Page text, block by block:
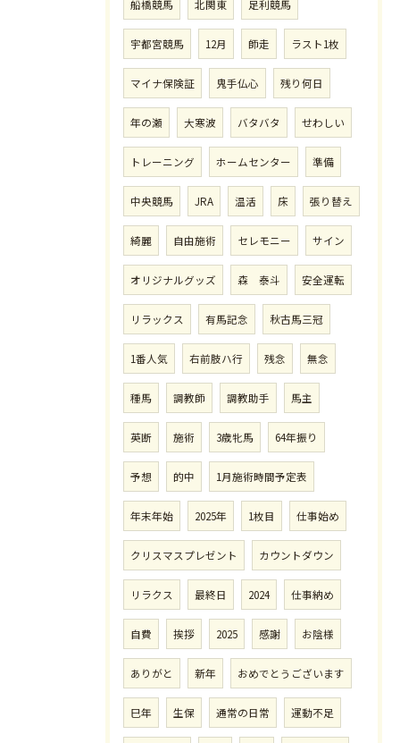
船橋競馬 北関東 足利競馬
宇都宮競馬 12月 師走 ラスト1枚
マイナ保険証 鬼手仏心 残り何日
年の瀬 大寒波 バタバタ せわしい
トレーニング ホームセンター 準備
中央競馬 JRA 温活 床 張り替え
綺麗 自由施術 セレモニー サイン
オリジナルグッズ 森 泰斗 安全運転
リラックス 有馬記念 秋古馬三冠
1番人気 右前肢ハ行 残念 無念
種馬 調教師 調教助手 馬主
英断 施術 3歳牝馬 64年振り
予想 的中 1月施術時間予定表
年末年始 2025年 1枚目 仕事始め
クリスマスプレゼント カウントダウン
リラクス 最終日 2024 仕事納め
自費 挨拶 2025 感謝 お陰様
ありがと 新年 おめでとうございます
巳年 生保 通常の日常 運動不足